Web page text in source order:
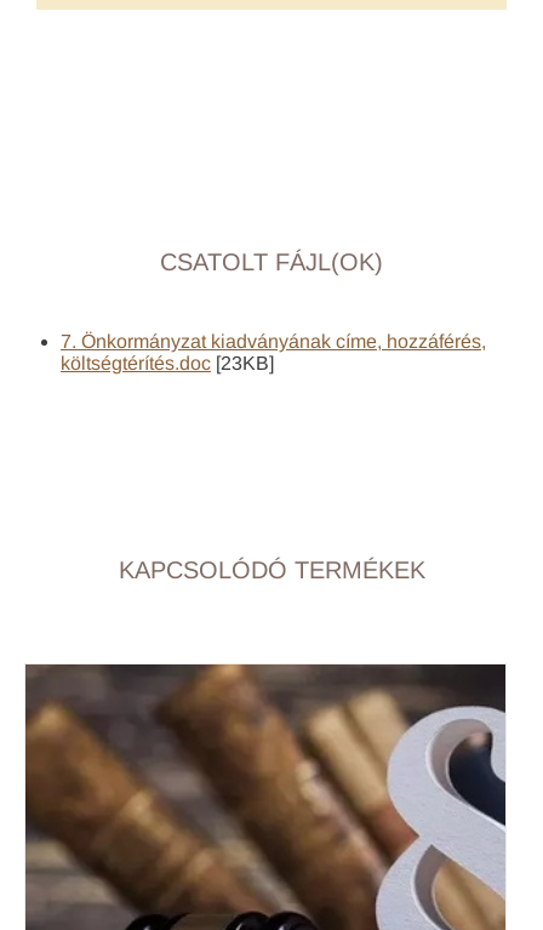
CSATOLT FÁJL(OK)
7. Önkormányzat kiadványának címe, hozzáférés,
költségtérítés.doc [23KB]
KAPCSOLÓDÓ TERMÉKEK